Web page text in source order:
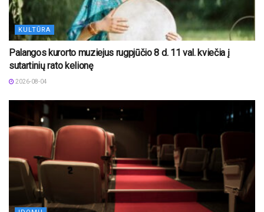
KULTŪRA
Palangos kurorto muziejus rugpjūčio 8 d. 11 val. kviečia į
sutartinių rato kelionę
2026-08-04